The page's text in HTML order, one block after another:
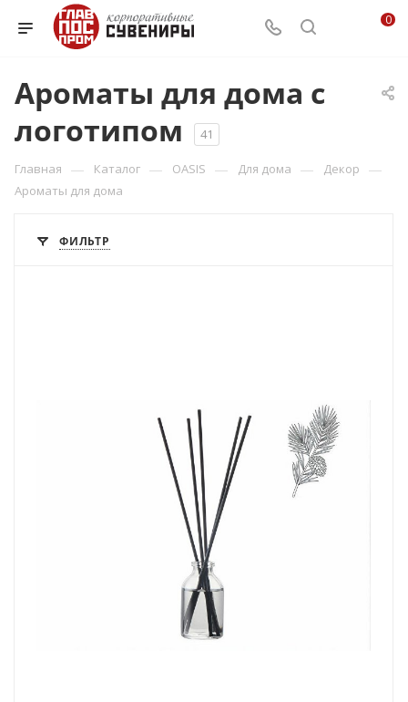
0
Ароматы для дома с
логотипом
41
Главная — Каталог — OASIS — Для дома — Декор —
Ароматы для дома
ФИЛЬТР